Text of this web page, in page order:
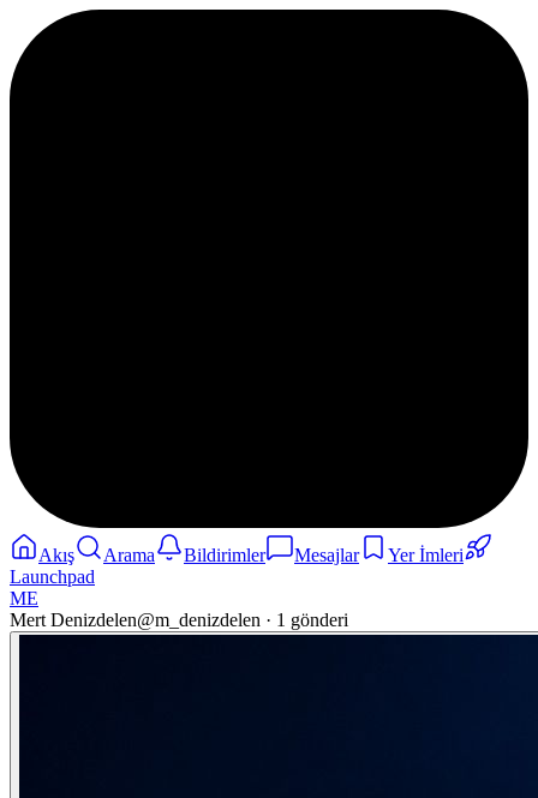
Akış Arama Bildirimler Mesajlar
Yer İmleri
Launchpad
ME
Mert Denizdelen@m_denizdelen · 1 gönderi